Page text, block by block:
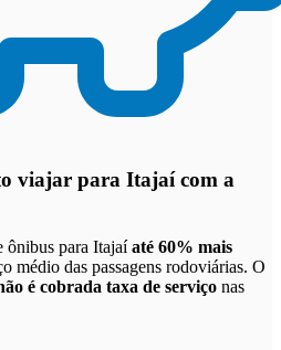
viajar para Itajaí com a
ônibus para Itajaíaté 60% mais
médio das passagens rodoviárias. O
é cobrada taxa de serviço nas